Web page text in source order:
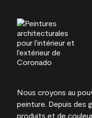
Nous croyons au
peinture. Depuis des
produits et de